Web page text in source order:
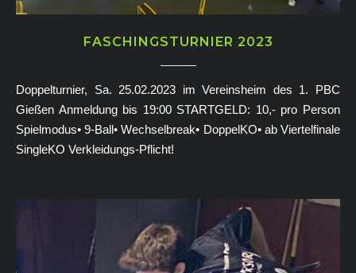
FASCHINGSTURNIER 2023
Doppelturnier, Sa. 25.02.2023 im Vereinsheim des 1. PBC
Gießen Anmeldung bis 19:00 STARTGELD: 10,- pro Person
Spielmodus• 9-Ball• Wechselbreak• DoppelKO• ab Viertelfinale
SingleKO Verkleidungs-Pflicht!